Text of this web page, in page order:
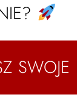
SWOJE